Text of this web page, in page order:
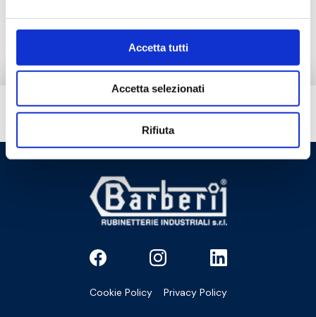
Accetta tutti
Accetta selezionati
Rifiuta
Peças de reposição
Tem necessidade de ajuda?
Cookie Policy Privacy Policy